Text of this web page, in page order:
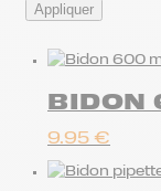
Appliquer
BIDON
9.95 €